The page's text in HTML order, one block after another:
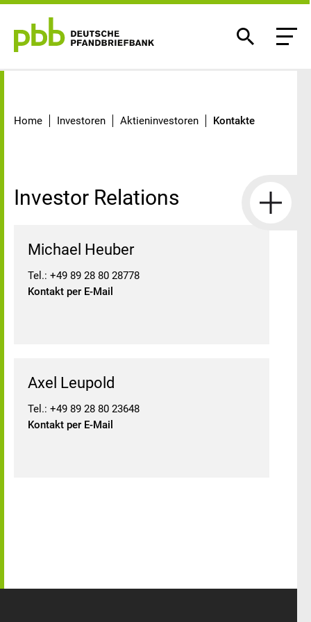
Home Investoren Aktieninvestoren Kontakte
Investor Relations
Michael Heuber
Tel.: +49 89 28 80 28778
Kontakt per E-Mail
Axel Leupold
Tel.: +49 89 28 80 23648
Kontakt per E-Mail